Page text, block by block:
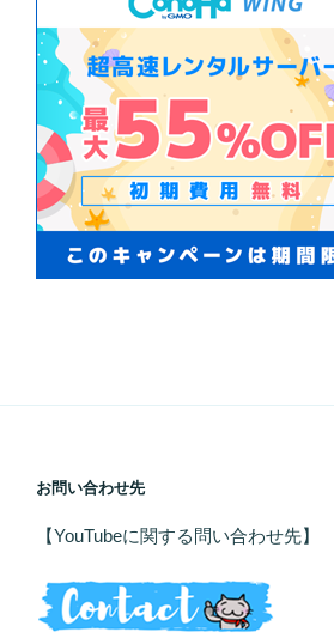
お問い合わせ先
【YouTubeに関する問い合わせ先】